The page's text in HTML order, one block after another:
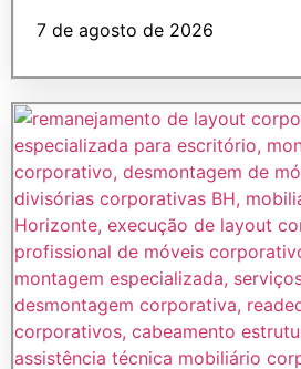
7 de agosto de 2026